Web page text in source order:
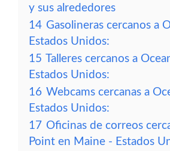
y sus alrededores
14 Gasolineras cercanos a
Estados Unidos:
15 Talleres cercanos a
Estados Unidos:
16 Webcams cercanas a
Estados Unidos:
17 Oficinas de correos
Point en Maine - Estados